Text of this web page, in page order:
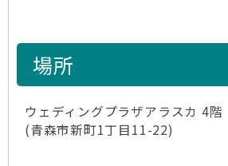
場所
ウェディングプラザアラスカ 4階
(青森市新町1丁目11-22)